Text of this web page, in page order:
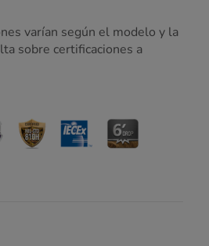
varían según el modelo y la
sobre certificaciones a